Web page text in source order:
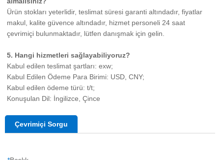
Ürün stokları yeterlidir, teslimat süresi garanti altındadır, fiyatlar
makul, kalite güvence altındadır, hizmet personeli 24 saat
çevrimiçi bulunmaktadır, lütfen danışmak için gelin.
5. Hangi hizmetleri sağlayabiliyoruz?
Kabul edilen teslimat şartları: exw;
Kabul Edilen Ödeme Para Birimi: USD, CNY;
Kabul edilen ödeme türü: t/t;
Konuşulan Dil: İngilizce, Çince
Çevrimiçi Sorgu